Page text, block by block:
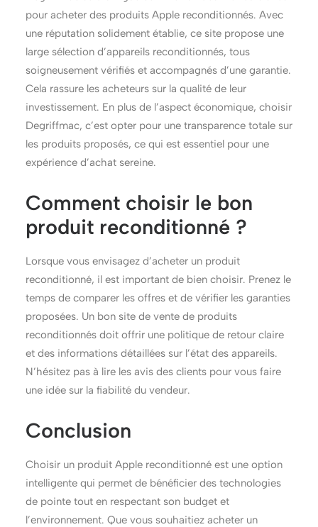
pour acheter des produits Apple reconditionnés. Avec
une réputation solidement établie, ce site propose une
large sélection d’appareils reconditionnés, tous
soigneusement vérifiés et accompagnés d’une garantie.
Cela rassure les acheteurs sur la qualité de leur
investissement. En plus de l’aspect économique, choisir
Degriffmac, c’est opter pour une transparence totale sur
les produits proposés, ce qui est essentiel pour une
expérience d’achat sereine.
Comment choisir le bon
produit reconditionné ?
Lorsque vous envisagez d’acheter un produit
reconditionné, il est important de bien choisir. Prenez le
temps de comparer les offres et de vérifier les garanties
proposées. Un bon site de vente de produits
reconditionnés doit offrir une politique de retour claire
et des informations détaillées sur l’état des appareils.
N’hésitez pas à lire les avis des clients pour vous faire
une idée sur la fiabilité du vendeur.
Conclusion
Choisir un produit Apple reconditionné est une option
intelligente qui permet de bénéficier des technologies
de pointe tout en respectant son budget et
l’environnement. Que vous souhaitiez acheter un